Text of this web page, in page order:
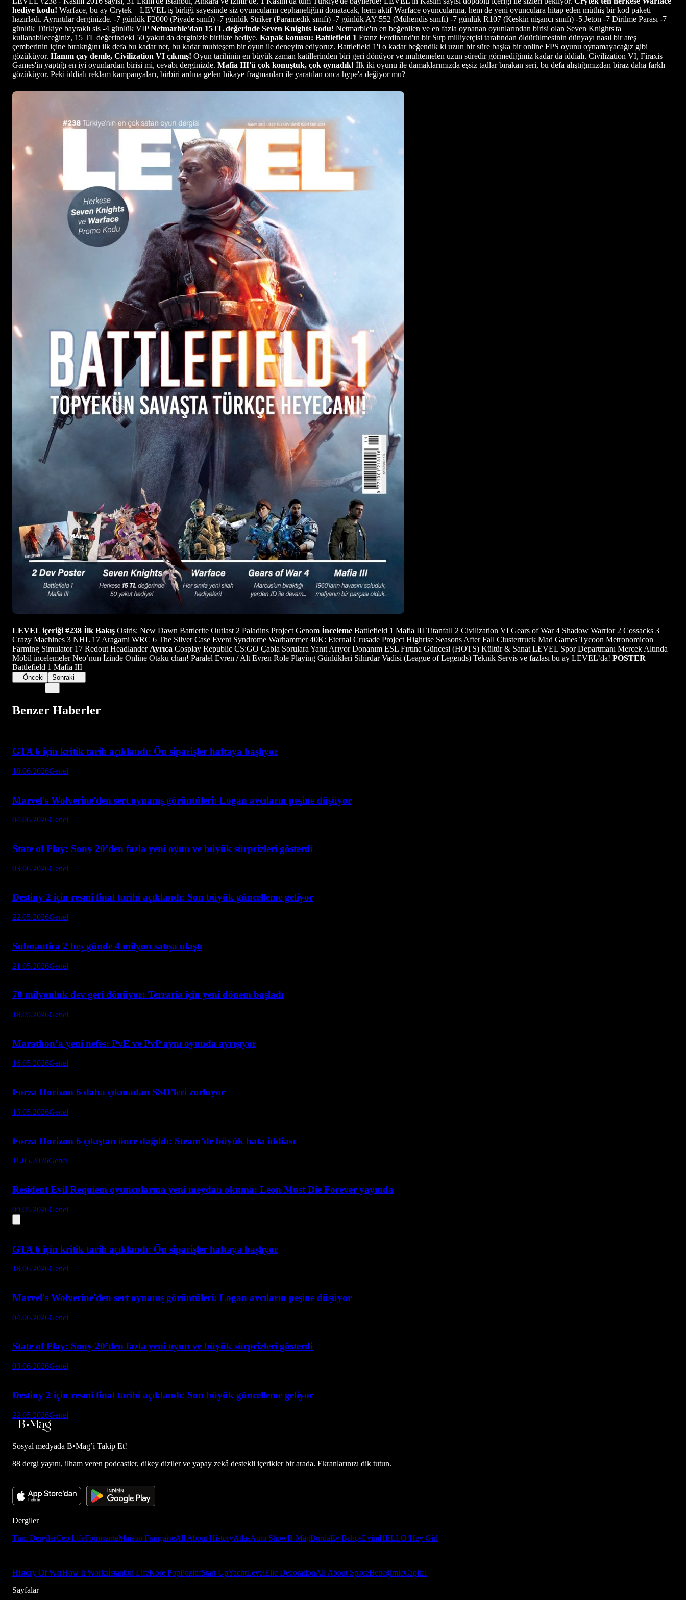
hediye kodu! Warface, bu ay Crytek – LEVEL iş birliği sayesinde siz oyuncuların cephaneliğini donatacak, hem aktif Warface oyuncularına, hem de yeni oyunculara hitap eden müthiş bir kod paketi
hazırladı. Ayrıntılar derginizde. -7 günlük F2000 (Piyade sınıfı) -7 günlük Striker (Paramedik sınıfı) -7 günlük AY-552 (Mühendis sınıfı) -7 günlük R107 (Keskin nişancı sınıfı) -5 Jeton -7 Dirilme Parası -7
günlük Türkiye bayraklı sis -4 günlük VIPNetmarble'dan 15TL değerinde Seven Knights kodu! Netmarble'ın en beğenilen ve en fazla oynanan oyunlarından birisi olan Seven Knights'ta
kullanabileceğiniz, 15 TL değerindeki 50 yakut da derginizle birlikte hediye. Kapak konusu: Battlefield 1 Franz Ferdinand'ın bir Sırp milliyetçisi tarafından öldürülmesinin dünyayı nasıl bir ateş
çemberinin içine bıraktığını ilk defa bu kadar net, bu kadar muhteşem bir oyun ile deneyim ediyoruz. Battlefield 1'i o kadar beğendik ki uzun bir süre başka bir online FPS oyunu oynamayacağız gibi
gözüküyor. Hanım çay demle, Civilization VI çıkmış! Oyun tarihinin en büyük zaman katillerinden biri geri dönüyor ve muhtemelen uzun süredir görmediğimiz kadar da iddialı. Civilization VI, Firaxis
Games'in yaptığı en iyi oyunlardan birisi mi, cevabı derginizde. Mafia III'ü çok konuştuk, çok oynadık! İlk iki oyunu ile damaklarımızda eşsiz tadlar bırakan seri, bu defa alıştığımızdan biraz daha farklı
gözüküyor. Peki iddialı reklam kampanyaları, birbiri ardına gelen hikaye fragmanları ile yaratılan onca hype'a değiyor mu?
LEVEL içeriği #238 İlk Bakış Osiris: New Dawn Battlerite Outlast 2 Paladins Project Genom İnceleme Battlefield 1 Mafia III Titanfall 2 Civilization VI Gears of War 4 Shadow Warrior 2 Cossacks 3
Crazy Machines 3 NHL 17 Aragami WRC 6 The Silver Case Event Syndrome Warhammer 40K: Eternal Crusade Project Highrise Seasons After Fall Clustertruck Mad Games Tycoon Metronomicon
Farming Simulator 17 Redout Headlander Ayrıca Cosplay Republic CS:GO Çabla Sorulara Yanıt Arıyor Donanım ESL Fırtına Güncesi (HOTS) Kültür & Sanat LEVEL Spor Departmanı Mercek Altında
Mobil incelemeler Neo’nun İzinde Online Otaku chan! Paralel Evren / Alt Evren Role Playing Günlükleri Sihirdar Vadisi (League of Legends) Teknik Servis ve fazlası bu ay LEVEL’da! POSTER
Battlefield 1 Mafia III
Önceki Sonraki
Benzer Haberler
GTA 6 için kritik tarih açıklandı: Ön siparişler haftaya başlıyor
18.06.2026Genel
Marvel's Wolverine'den sert oynanış görüntüleri: Logan avcıların peşine düşüyor
04.06.2026Genel
State of Play: Sony 20’den fazla yeni oyun ve büyük sürprizleri gösterdi
03.06.2026Genel
Destiny 2 için resmi final tarihi açıklandı: Son büyük güncelleme geliyor
22.05.2026Genel
Subnautica 2 beş günde 4 milyon satışa ulaştı
21.05.2026Genel
70 milyonluk dev geri dönüyor: Terraria için yeni dönem başladı
18.05.2026Genel
Marathon’a yeni nefes: PvE ve PvP aynı oyunda ayrışıyor
16.05.2026Genel
Forza Horizon 6 daha çıkmadan SSD’leri zorluyor
13.05.2026Genel
Forza Horizon 6 çıkıştan önce dağıldı: Steam’de büyük hata iddiası
11.05.2026Genel
Resident Evil Requiem oyuncularına yeni meydan okuma: Leon Must Die Forever yayında
09.05.2026Genel
GTA 6 için kritik tarih açıklandı: Ön siparişler haftaya başlıyor
18.06.2026Genel
Marvel's Wolverine'den sert oynanış görüntüleri: Logan avcıların peşine düşüyor
04.06.2026Genel
State of Play: Sony 20’den fazla yeni oyun ve büyük sürprizleri gösterdi
03.06.2026Genel
Destiny 2 için resmi final tarihi açıklandı: Son büyük güncelleme geliyor
22.05.2026Genel
Sosyal medyada B•Mag’i Takip Et!
88 dergi yayını, ilham veren podcastler, dikey diziler ve yapay zekâ destekli içerikler bir arada. Ekranlarınızı dik tutun.
Dergiler
Tüm DergilerCeo LifeFormsanteMaison FrançaiseAll About HistoryAtlasAuto ShowB-MagBurdaEv BahçeEvimHELLO!Hey Girl
History Of WarHow It Worksİstanbul LifeKore PopPozitifStart UpYachtLevelElle DecorationAll About SpaceBebeğimleCapital
Sayfalar